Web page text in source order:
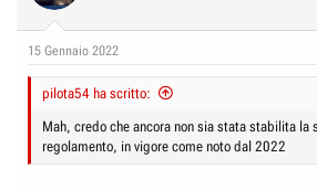
15 Gennaio 2022
pilota54 ha scritto:
Mah, credo che ancora non sia stata stabilita la
regolamento, in vigore come noto dal 2022